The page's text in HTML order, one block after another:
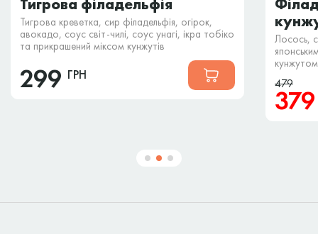
Тигрова філадельфія
Тигрова креветка, сир філадельфія, огірок,
авокадо, соус світ-чилі, соус унагі, ікра тобіко
та прикрашений міксом кунжутів
299 ГРН
Лосось,
кунжутом
479